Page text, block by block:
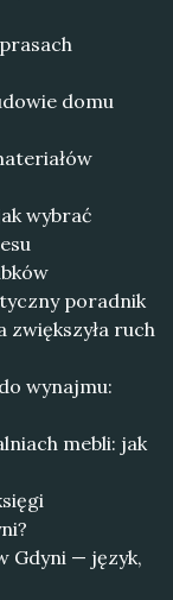
domu
wybrać
poradnik
zwiększyła ruch
wynajmu:
mebli: jak
Gdyni — język,